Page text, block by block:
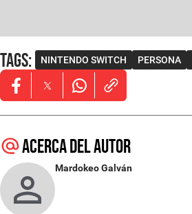
Tags: NINTENDO SWITCH PERSONA
Opens in new window
Opens in new window
Opens in new window
Acerca del autor
Mardokeo Galván